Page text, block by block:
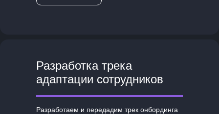
Разработка трека
адаптации сотрудников
Разработаем и передадим трек онбординга